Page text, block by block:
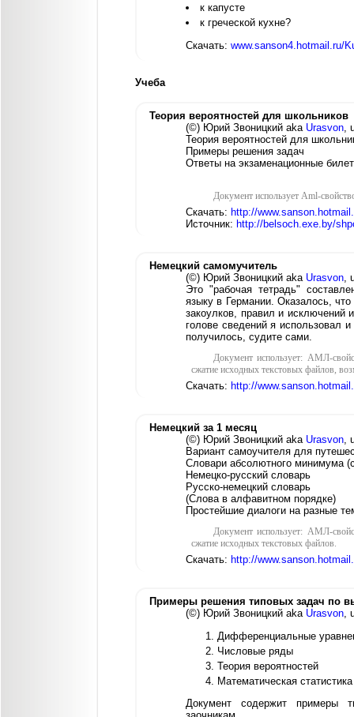
к капусте
к греческой кухне?
Скачать: www.sanson4.hotmail.ru/
Учеба
Теория вероятностей для школьников
(©) Юрий Звоницкий aka Urasvon,
Теория вероятностей для
Примеры решения задач
Ответы на экзаменационные
Документ использует Aml-
Скачать: http://
Источник: http://belsoch.exe.by/
Немецкий самомучитель
(©) Юрий Звоницкий aka Urasvon,
Это "рабочая тетрадь"
языку в Германии. Оказалось,
закоулков, правил и исключений
голове сведений я использовал
получилось, судите сами.
Документ использует: АМЛ-
сжатие исходных текстовых файлов,
Скачать: http://
Немецкий за 1 месяц
(©) Юрий Звоницкий aka Urasvon,
Вариант самоучителя для
Словари абсолютного минимума
Немецко-русский словарь
Русско-немецкий словарь
(Слова в алфавитном порядке)
Простейшие диалоги на разные
Документ использует: АМЛ-
сжатие исходных текстовых файлов.
Скачать: http://
Примеры решения типовых задач по
(©) Юрий Звоницкий aka Urasvon,
Дифференциальные
Числовые ряды
Теория вероятностей
Математическая статистика
Документ содержит примеры